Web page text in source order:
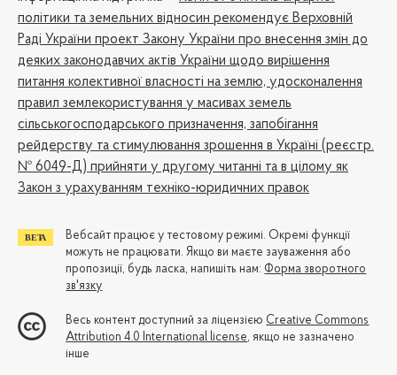
політики та земельних відносин рекомендує Верховній
Раді України проект Закону України про внесення змін до
деяких законодавчих актів України щодо вирішення
питання колективної власності на землю, удосконалення
правил землекористування у масивах земель
сільськогосподарського призначення, запобігання
рейдерству та стимулювання зрошення в Україні (реєстр.
№ 6049-Д) прийняти у другому читанні та в цілому як
Закон з урахуванням техніко-юридичних правок
Вебсайт працює у тестовому режимі. Окремі функції
можуть не працювати. Якщо ви маєте зауваження або
пропозиції, будь ласка, напишіть нам: Форма зворотного
зв'язку
Весь контент доступний за ліцензією Creative Commons
Attribution 4.0 International license, якщо не зазначено
інше